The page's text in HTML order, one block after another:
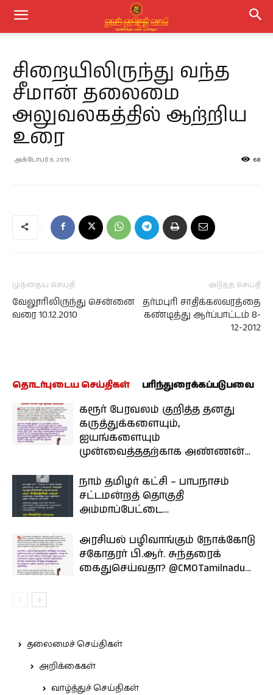
சிறையிலிருந்து வந்த
சீமான் தலைமை
அலுவலகத்தில் ஆற்றிய
உரை
அக்டோபர் 8, 2015 68
முந்தைய செய்தி
வேலூரிலிருந்து சென்னை
வரை 10.12.2010
அடுத்த செய்தி
தர்மபுரி சாதிக்கலவரத்தை
கண்டித்து ஆர்ப்பாட்டம் 8-
12-2012
தொடர்புடைய செய்திகள் பரிந்துரைக்கப்படுபவை
கரூர் பேரவலம் குறித்த தனது
கருத்துக்களையும்,
ஐயங்களையும்
முன்வைத்ததற்காக அண்ணன்…
நாம் தமிழர் கட்சி – பாபநாசம்
சட்டமன்றத் தொகுதி
அம்மாப்பேட்டை…
அரசியல் பழிவாங்கும் நோக்கோடு
சகோதரர் பி.ஆர். சுந்தரைக்
கைதுசெய்வதா? @CMOTamilnadu…
தலைமைச் செய்திகள்
அறிக்கைகள்
வாழ்த்துச் செய்திகள்